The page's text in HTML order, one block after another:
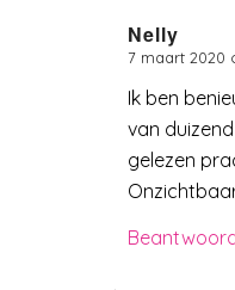
Nelly
zegt:
7 maart 2020
Ik ben
van
gelezen